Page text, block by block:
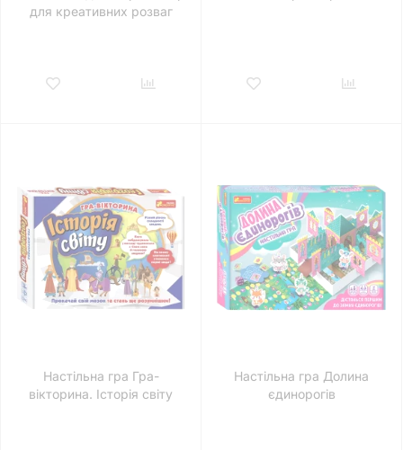
для креативних розваг
Настільна гра Гра-
вікторина. Історія світу
Настільна гра Долина
єдинорогів